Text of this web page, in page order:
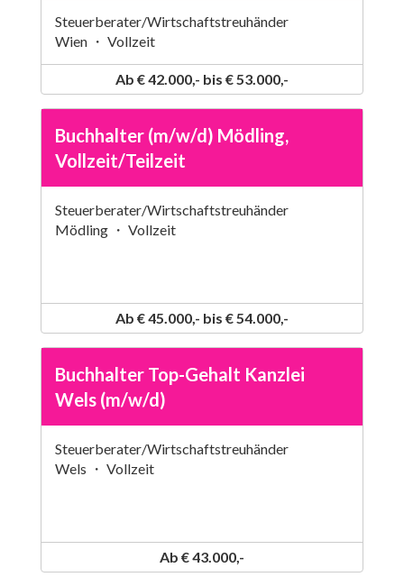
Steuerberater/Wirtschaftstreuhänder
Wien ・ Vollzeit
Ab € 42.000,- bis € 53.000,-
Buchhalter (m/w/d) Mödling,
Vollzeit/Teilzeit
Steuerberater/Wirtschaftstreuhänder
Mödling ・ Vollzeit
Ab € 45.000,- bis € 54.000,-
Buchhalter Top-Gehalt Kanzlei
Wels (m/w/d)
Steuerberater/Wirtschaftstreuhänder
Wels ・ Vollzeit
Ab € 43.000,-